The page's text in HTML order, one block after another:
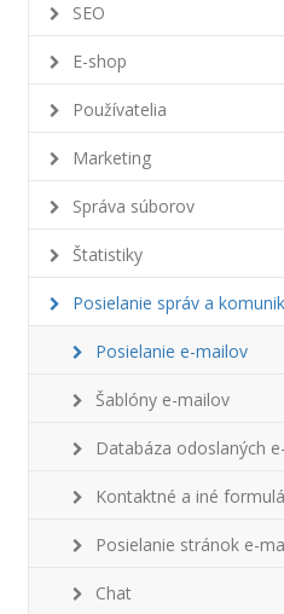
SEO
E-shop
Používatelia
Marketing
Správa súborov
Štatistiky
Posielanie správ a
Posielanie e-mailov
Šablóny e-mailov
Databáza odoslaných
Kontaktné a iné
Posielanie stránok e-
Chat